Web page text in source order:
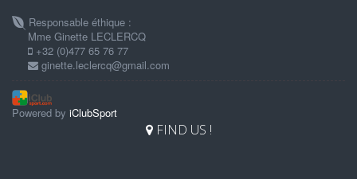
Responsable éthique :
Mme Ginette LECLERCQ
+32 (0)477 65 76 77
ginette.leclercq@gmail.com
Powered by iClubSport
FIND US !